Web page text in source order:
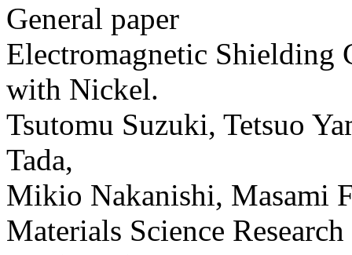
General paper
Electromagnetic Shielding
with Nickel.
Tsutomu Suzuki, Tetsuo
Tada,
Mikio Nakanishi, Masami
Materials Science